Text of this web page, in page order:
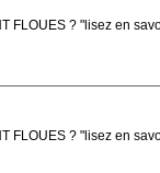
FLOUES ? "lisez en
FLOUES ? "lisez en